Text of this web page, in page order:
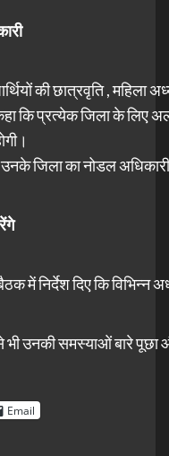
की छात्रवृति ,
कि प्रत्येक जिला के लिए
जिला का नोडल
बैठक में निर्देश दिए कि
भी उनकी समस्याओं बारे
Email